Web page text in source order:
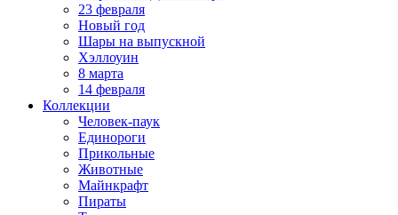
23 февраля
Новый год
Шары на выпускной
Хэллоуин
8 марта
14 февраля
Коллекции
Человек-паук
Единороги
Прикольные
Животные
Майнкрафт
Пираты